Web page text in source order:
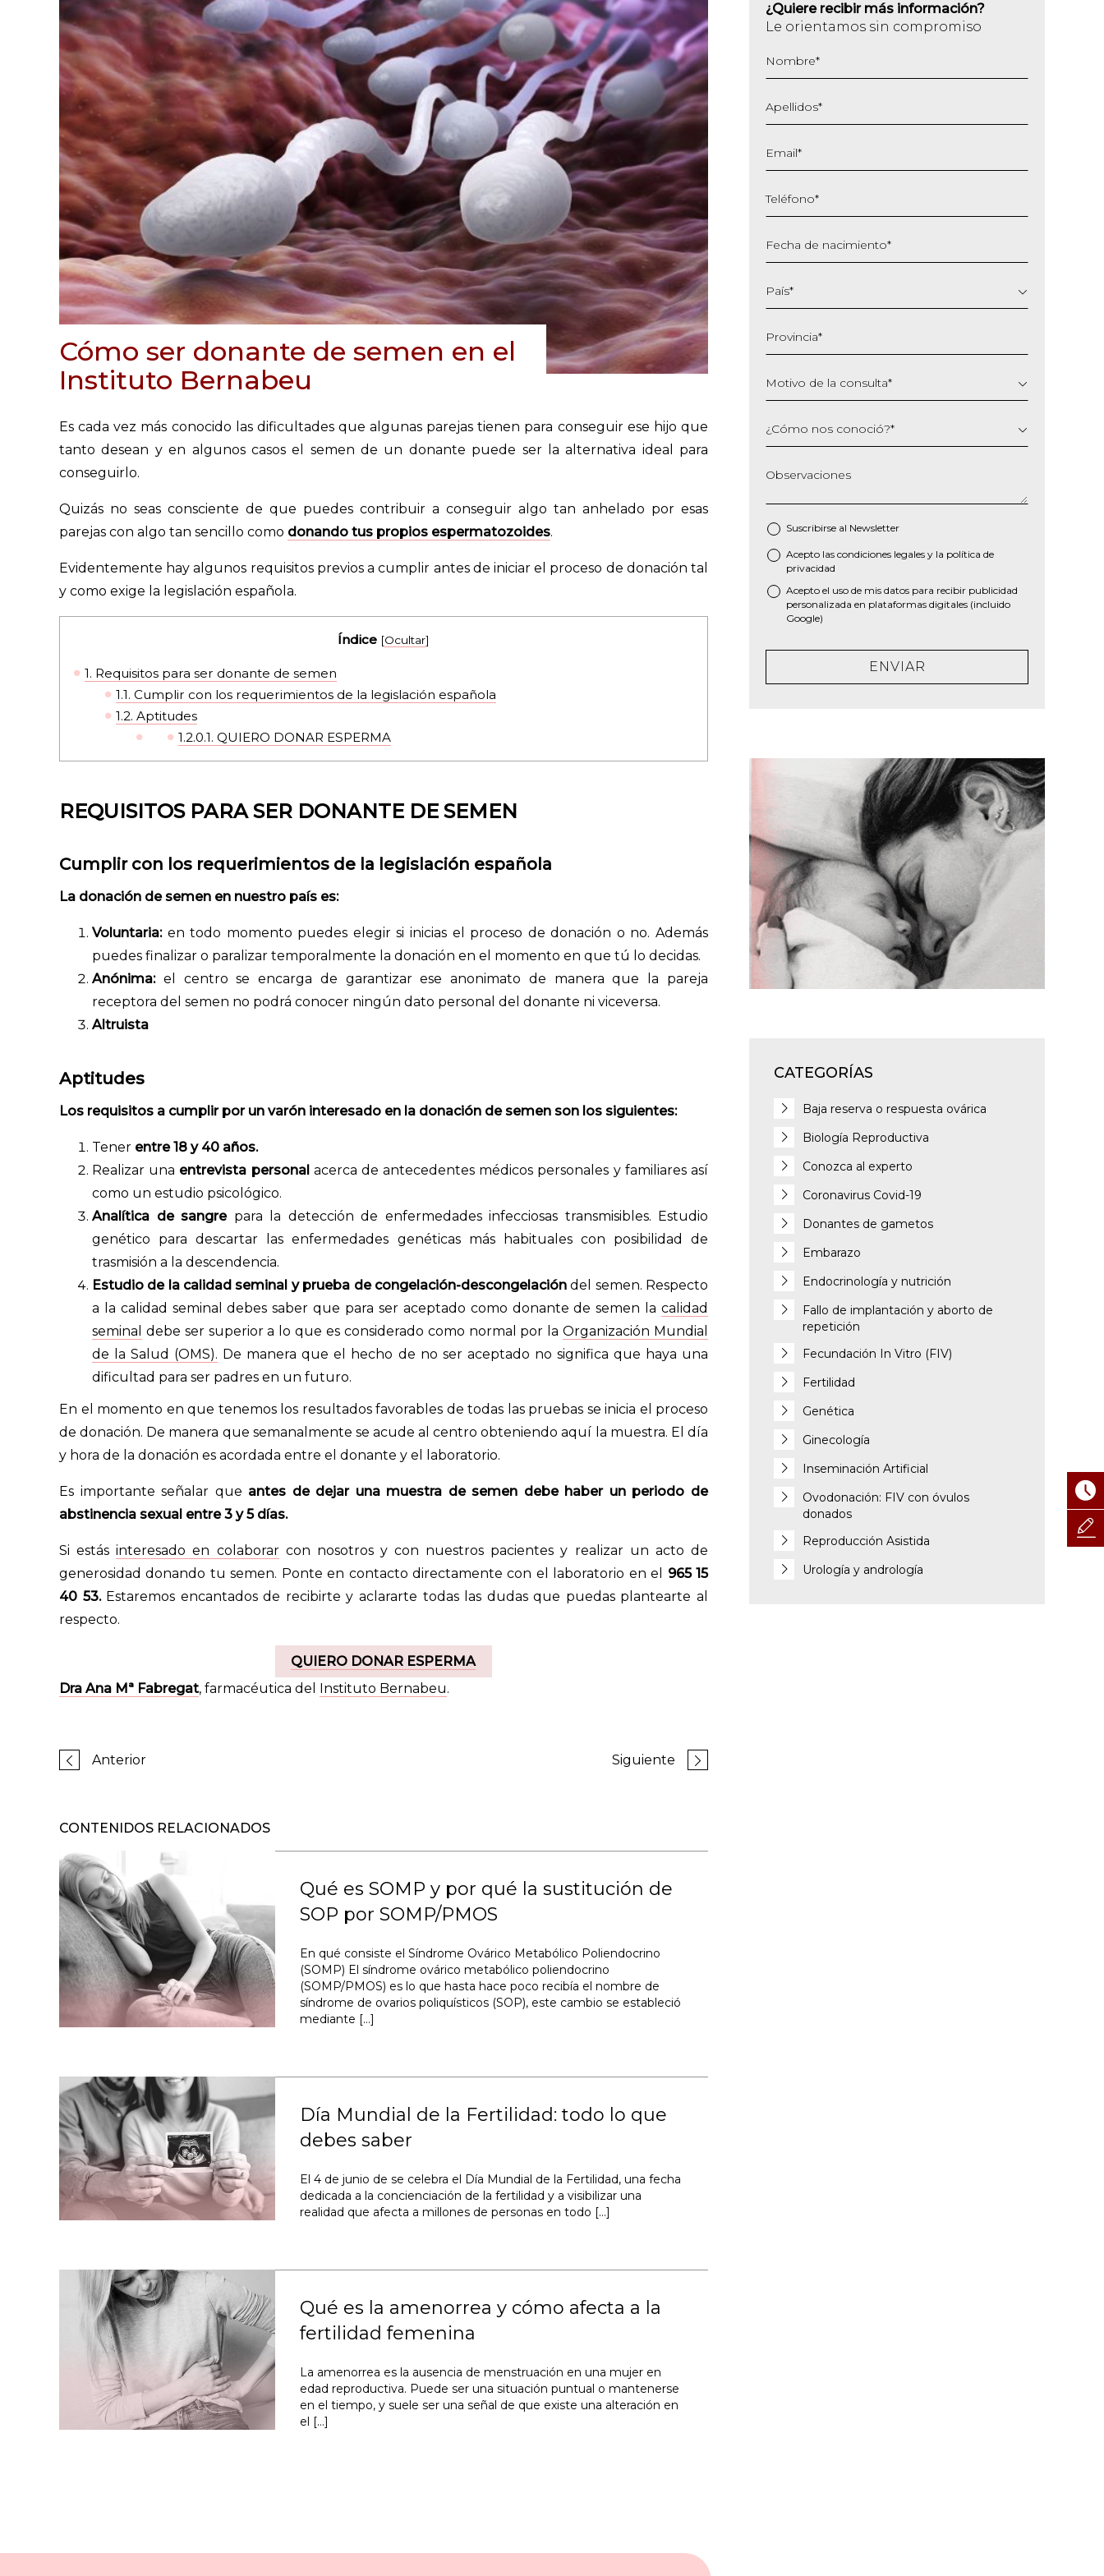
Cómo ser donante de semen en el
Instituto Bernabeu
Es cada vez más conocido las dificultades que algunas parejas tienen para conseguir ese hijo que
tanto desean y en algunos casos el semen de un donante puede ser la alternativa ideal para
conseguirlo.
Quizás no seas consciente de que puedes contribuir a conseguir algo tan anhelado por esas
parejas con algo tan sencillo como donando tus propios espermatozoides.
Evidentemente hay algunos requisitos previos a cumplir antes de iniciar el proceso de donación tal
y como exige la legislación española.
Índice [Ocultar]
1. Requisitos para ser donante de semen
1.1. Cumplir con los requerimientos de la legislación española
1.2. Aptitudes
1.2.0.1. QUIERO DONAR ESPERMA
REQUISITOS PARA SER DONANTE DE SEMEN
Cumplir con los requerimientos de la legislación española
La donación de semen en nuestro país es:
Voluntaria:en todo momento puedes elegir si inicias el proceso de donación o no. Además
puedes finalizar o paralizar temporalmente la donación en el momento en que tú lo decidas.
Anónima:el centro se encarga de garantizar ese anonimato de manera que la pareja
receptora del semen no podrá conocer ningún dato personal del donante ni viceversa.
Altruista
Aptitudes
Los requisitos a cumplir por un varón interesado en la donación de semen son los siguientes:
Tener entre 18 y 40 años.
Realizar una entrevista personal acerca de antecedentes médicos personales y familiares así
como un estudio psicológico.
Analítica de sangrepara la detección de enfermedades infecciosas transmisibles. Estudio
genético para descartar las enfermedades genéticas más habituales con posibilidad de
trasmisión a la descendencia.
Estudio de la calidad seminal y prueba de congelación-descongelacióndel semen. Respecto
a la calidad seminal debes saber que para ser aceptado como donante de semen la calidad
seminal debe ser superior a lo que es considerado como normal por laOrganización Mundial
de la Salud (OMS). De manera que el hecho de no ser aceptado no significa que haya una
dificultad para ser padres en un futuro.
En el momento en que tenemos los resultados favorables de todas las pruebas se inicia el proceso
de donación. De manera que semanalmente se acude al centro obteniendo aquí la muestra. El día
y hora de la donación es acordada entre el donante y el laboratorio.
Es importante señalar que antes de dejar una muestra de semen debe haber un periodo de
abstinencia sexual entre 3 y 5 días.
Si estásinteresado en colaborarcon nosotros y con nuestros pacientes y realizar un acto de
generosidad donando tu semen. Ponte en contacto directamente con el laboratorio en el 965 15
40 53.Estaremos encantados de recibirte y aclararte todas las dudas que puedas plantearte al
respecto.
QUIERO DONAR ESPERMA
Dra Ana Mª Fabregat, farmacéutica del Instituto Bernabeu.
Anterior Siguiente
CONTENIDOS RELACIONADOS
Qué es SOMP y por qué la sustitución de
SOP por SOMP/PMOS
En qué consiste el Síndrome Ovárico Metabólico Poliendocrino
(SOMP) El síndrome ovárico metabólico poliendocrino
(SOMP/PMOS) es lo que hasta hace poco recibía el nombre de
síndrome de ovarios poliquísticos (SOP), este cambio se estableció
mediante […]
Día Mundial de la Fertilidad: todo lo que
debes saber
El 4 de junio de se celebra el Día Mundial de la Fertilidad, una fecha
dedicada a la concienciación de la fertilidad y a visibilizar una
realidad que afecta a millones de personas en todo […]
Qué es la amenorrea y cómo afecta a la
fertilidad femenina
La amenorrea es la ausencia de menstruación en una mujer en
edad reproductiva. Puede ser una situación puntual o mantenerse
en el tiempo, y suele ser una señal de que existe una alteración en
el […]
¿Quiere recibir más información?
Le orientamos sin compromiso
Nombre*
Apellidos*
Email*
Teléfono*
Fecha de nacimiento*
barra
MM
AAAA
País*
Provincia*
Motivo de la consulta*
¿Cómo nos conoció?*
Observaciones
Suscribirse al Newsletter
* Acepto las condiciones legales y la política de
privacidad
Acepto el uso de mis datos para recibir publicidad
personalizada en plataformas digitales (incluido
Google)
ENVIAR
CATEGORÍAS
Baja reserva o respuesta ovárica
Biología Reproductiva
Conozca al experto
Coronavirus Covid-19
Donantes de gametos
Embarazo
Endocrinología y nutrición
Fallo de implantación y aborto de
repetición
Fecundación In Vitro (FIV)
Fertilidad
Genética
Ginecología
Inseminación Artificial
Ovodonación: FIV con óvulos
donados
Reproducción Asistida
Urología y andrología